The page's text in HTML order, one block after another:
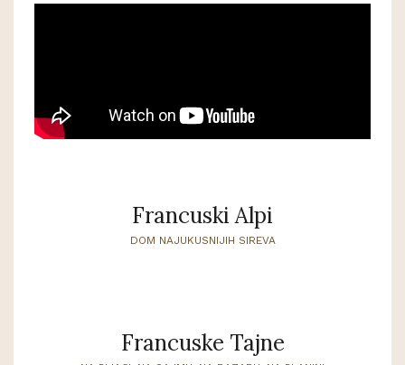
Francuski Alpi
DOM NAJUKUSNIJIH SIREVA
Francuske Tajne